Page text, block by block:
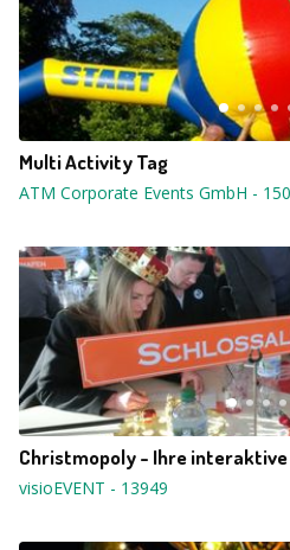
Multi Activity Tag
ATM Corporate Events GmbH -
Christmopoly - Ihre
visioEVENT - 13949